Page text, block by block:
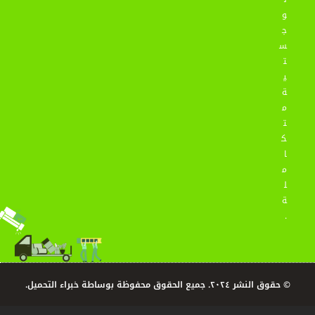
و
ج
س
ت
ي
ة
م
ت
ك
ا
م
ل
ة
.
© حقوق النشر ٢٠٢٤. جميع الحقوق محفوظة بوساطة خبراء التحميل.